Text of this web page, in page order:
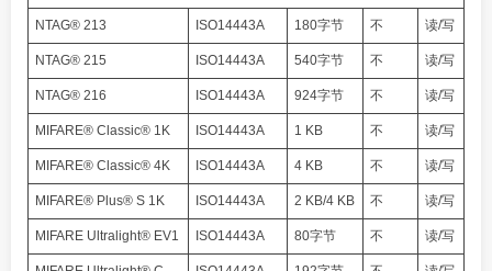
NTAG® 213 ISO14443A 180字节 不 读/写
NTAG® 215 ISO14443A 540字节 不 读/写
NTAG® 216 ISO14443A 924字节 不 读/写
MIFARE® Classic® 1K ISO14443A 1 KB 不 读/写
MIFARE® Classic® 4K ISO14443A 4 KB 不 读/写
MIFARE® Plus® S 1K ISO14443A 2 KB/4 KB 不 读/写
MIFARE Ultralight® EV1 ISO14443A 80字节 不 读/写